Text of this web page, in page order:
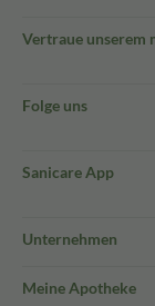
Vertraue unserem
Folge uns
Sanicare App
Unternehmen
Meine Apotheke